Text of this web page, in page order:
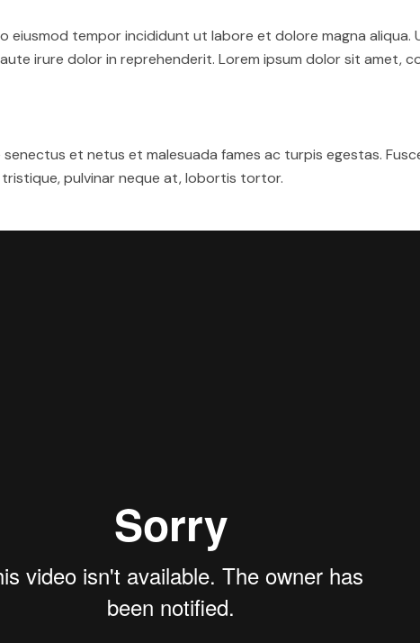
tempor incididunt ut labore et dolore magna aliqua.
irure dolor in reprehenderit. Lorem ipsum dolor sit amet,
et netus et malesuada fames ac turpis egestas.
tristique, pulvinar neque at, lobortis tortor.